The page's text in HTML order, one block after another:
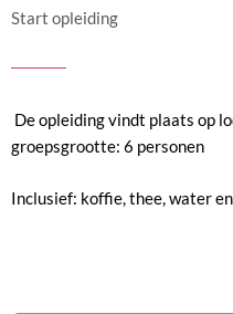
Start opleiding
De opleiding vindt plaats op
groepsgrootte: 6 personen
Inclusief: koffie, thee, water